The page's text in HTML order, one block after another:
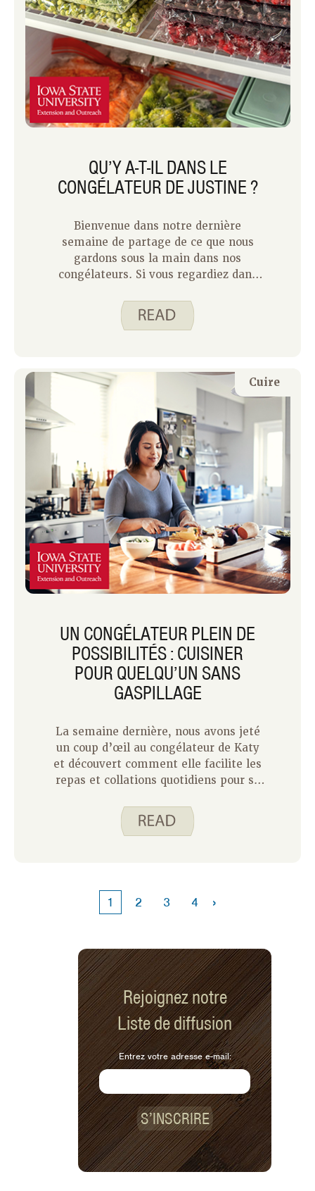
QU’Y A-T-IL DANS LE
CONGÉLATEUR DE JUSTINE ?
Bienvenue dans notre dernière
semaine de partage de ce que nous
gardons sous la main dans nos
congélateurs. Si vous regardiez dans
mélange d’aliments attendus, de
restes et de surprises aléatoires.
Cuire
UN CONGÉLATEUR PLEIN DE
POSSIBILITÉS : CUISINER
POUR QUELQU’UN SANS
GASPILLAGE
La semaine dernière, nous avons jeté
un coup d’œil au congélateur de Katy
et découvert comment elle facilite les
repas et collations quotidiens pour sa
des surgelés. Cette semaine, je peux
partager comment j’utilise mon
simple car je n’ai que moi-même à
satisfaire et je sais ce que j’aime.
afin de minimiser le gaspillage et de
tirer le meilleur parti de vos efforts.
1 2 3 4 ›
Rejoignez notre
Liste de diffusion
Entrez votre adresse e-mail:
S’INSCRIRE